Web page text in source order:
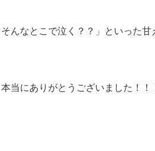
んなとこで泣く？？」といった
当にありがとうございました！！